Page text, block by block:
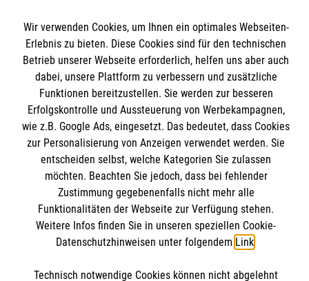
Mitarbeiten
Wir Malteser
Informationen
Impressum
Datenschutz
Barrierefreiheit
Malteser online
Malteser bundesweit
Malteser Diözese Magdeburg
Malteser Jugend Magdeburg
Malteserorden
Malteser Jugend
Mediathek
Spendenkonto
Empfänger: Malteser Hilfsdienst e.V.
Pax-Bank
Soziale Netzwerke
Wir verwenden Cookies, um Ihnen ein optimales Webseiten-
Erlebnis zu bieten. Diese Cookies sind für den technischen
Betrieb unserer Webseite erforderlich, helfen uns aber auch
dabei, unsere Plattform zu verbessern und zusätzliche
Funktionen bereitzustellen. Sie werden zur besseren
Erfolgskontrolle und Aussteuerung von Werbekampagnen,
wie z.B. Google Ads, eingesetzt. Das bedeutet, dass Cookies
zur Personalisierung von Anzeigen verwendet werden. Sie
entscheiden selbst, welche Kategorien Sie zulassen
möchten. Beachten Sie jedoch, dass bei fehlender
Zustimmung gegebenenfalls nicht mehr alle
Funktionalitäten der Webseite zur Verfügung stehen.
Weitere Infos finden Sie in unseren speziellen Cookie-
Datenschutzhinweisen unter folgendem Link.
Technisch notwendige Cookies können nicht abgelehnt